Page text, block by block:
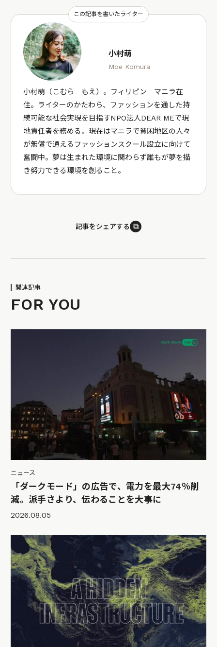
この記事を書いたライター
小村萌
Moe Komura
小村萌（こむら もえ）。フィリピン マニラ在
住。ライターのかたわら、ファッションを通した持
続可能な社会実現を目指すNPO法人DEAR MEで現
地責任者を務める。現在はマニラで貧困地区の人々
が無償で通えるファッションスクール設立に向けて
奮闘中。夢は生まれた環境に関わらず誰もが夢を描
き努力できる環境を創ること。
記事をシェアする ⧉
関連記事
FOR YOU
ニュース
「ダークモード」の広告で、電力を最大74％削
減。派手さより、伝わることを大事に
2026.08.05